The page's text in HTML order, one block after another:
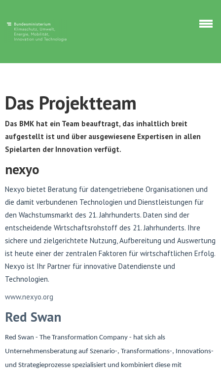
Das Projektteam
Das BMK hat ein Team beauftragt, das inhaltlich breit
aufgestellt ist und über ausgewiesene Expertisen in allen
Spielarten der Innovation verfügt.
nexyo
Nexyo bietet Beratung für datengetriebene Organisationen und
die damit verbundenen Technologien und Dienstleistungen für
den Wachstumsmarkt des 21. Jahrhunderts. Daten sind der
entscheidende Wirtschaftsrohstoff des 21. Jahrhunderts. Ihre
sichere und zielgerichtete Nutzung, Aufbereitung und Auswertung
ist heute einer der zentralen Faktoren für wirtschaftlichen Erfolg.
Nexyo ist Ihr Partner für innovative Datendienste und
Technologien.
www.nexyo.org
Red Swan
Red Swan - The Transformation Company - hat sich als
Unternehmensberatung auf Szenario-, Transformations-, Innovations-
und Strategieprozesse spezialisiert und kombiniert diese mit